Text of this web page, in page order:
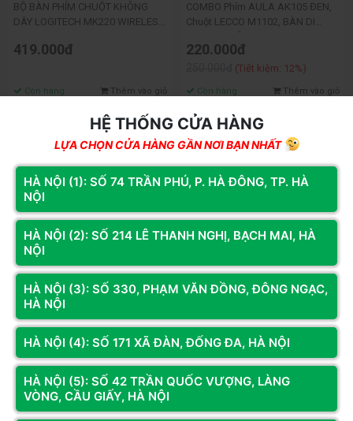
BỘ BÀN PHÍM CHUỘT KHÔNG
DÂY LOGITECH MK220 WIRELESS
419.000đ
Còn hàng Thêm vào giỏ
COMBO Phím AULA AK105 ĐEN,
Chuột LECCO M1102, BÀN DI
220.000đ
(Tiết kiệm: 12%)
Còn hàng Thêm vào giỏ
Mã SP: QUATANG01
Quà Tặng Phím E-DRA EK501,
Chuột E-DRA EM601, BÀN DI
FUHLEN, DÂY MẠNG 5M trị giá
220.000 VNĐ
Liên hệ
Còn hàng Thêm vào giỏ
Quà Tặng Phím Cơ RGB AULA
F2058 RED SWITCH + CHUỘT
FUHLEN L102 trị giá 780.000 VNĐ
Liên hệ
Còn hàng Thêm vào giỏ
HỆ THỐNG CỬA HÀNG
LỰA CHỌN CỬA HÀNG GẦN NƠI BẠN NHẤT
HÀ NỘI (1): SỐ 74 TRẦN PHÚ, P. HÀ ĐÔNG, TP. HÀ
NỘI
HÀ NỘI (2): SỐ 214 LÊ THANH NGHỊ, BẠCH MAI, HÀ
NỘI
HÀ NỘI (3): SỐ 330, PHẠM VĂN ĐỒNG, ĐÔNG NGẠC,
HÀ NỘI
HÀ NỘI (4): SỐ 171 XÃ ĐÀN, ĐỐNG ĐA, HÀ NỘI
HÀ NỘI (5): SỐ 42 TRẦN QUỐC VƯỢNG, LÀNG
VÒNG, CẦU GIẤY, HÀ NỘI